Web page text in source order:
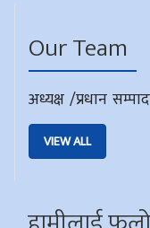
Our Team
अध्यक्ष /प्रधान
VIEW ALL